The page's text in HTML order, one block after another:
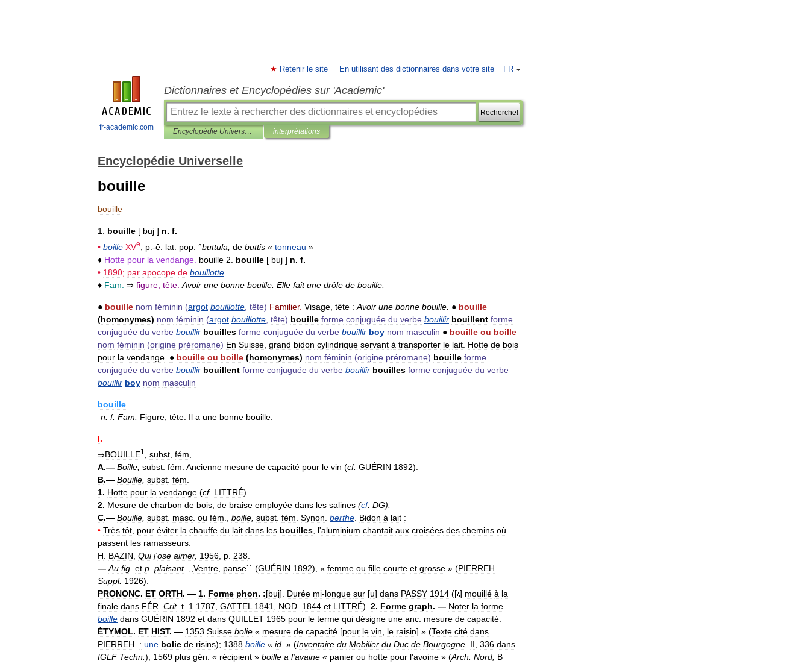
fr-academic.com
FR
Retenir le site En utilisant des dictionnaires dans votre site
Dictionnaires et Encyclopédies sur 'Academic'
Recherche!
Encyclopédie Universelle interprétations
Encyclopédie Universelle
bouille
bouille
1 bouille [ buj ] n. f.
• boille XVe; p .-ê lat pop °buttula de buttis « tonneau »
♦ Hotte pour la vendange bouille 2 bouille [ buj ] n. f.
• 1890; par apocope de bouillotte
♦ Fam ⇒ figure tête Avoir une bonne bouille Elle fait une drôle de bouille
● bouille nom féminin (argot bouillotte tête) Familier. Visage tête : Avoir une bonne bouille ● bouille
(homonymes) nom féminin (argot bouillotte tête) bouille forme conjuguée du verbe bouillir bouillent forme
conjuguée du verbe bouillir bouilles forme conjuguée du verbe bouillir boy nom masculin ● bouille ou boille
nom féminin (origine préromane) En Suisse grand bidon cylindrique servant à transporter le lait Hotte de bois
pour la vendange ● bouille ou boille (homonymes) nom féminin (origine préromane) bouille forme
conjuguée du verbe bouillir bouillent forme conjuguée du verbe bouillir bouilles forme conjuguée du verbe
bouillir boy nom masculin
bouille
n f. Fam Figure tête Il a une bonne bouille
I.
⇒BOUILLE1 subst fém
A.— Boille, subst. fém. Ancienne mesure de capacité pour le vin (cf. GUÉRIN 1892).
B.— Bouille, subst. fém.
1. Hotte pour la vendange (cf. LITTRÉ).
2. Mesure de charbon de bois, de braise employée dans les salines (cf. DG).
C.— Bouille, subst. masc. ou fém., boille, subst. fém. Synon. berthe. Bidon à lait :
• Très tôt, pour éviter la chauffe du lait dans les bouilles, l'aluminium chantait aux croisées des chemins où
passent les ramasseurs.
H. BAZIN, Qui j'ose aimer, 1956, p. 238.
—Au fig. et p. plaisant. ,,Ventre, panse`` (GUÉRIN 1892), « femme ou fille courte et grosse » (PIERREH.
Suppl. 1926).
PRONONC. ET ORTH. — 1. Forme phon. :[buj]. Durée mi-longue sur [u] dans PASSY 1914 ([ ] mouillé à la
finale dans FÉR. Crit. t. 1 1787, GATTEL 1841, NOD. 1844 et LITTRÉ). 2. Forme graph. — Noter la forme
boille dans GUÉRIN 1892 et dans QUILLET 1965 pour le terme qui désigne une anc. mesure de capacité.
ÉTYMOL. ET HIST. — 1353 Suisse bolie « mesure de capacité [pour le vin, le raisin] » (Texte cité dans
PIERREH. : une bolie de risins); 1388 boille « id. » (Inventaire du Mobilier du Duc de Bourgogne, II, 336 dans
IGLF Techn.); 1569 plus gén. « récipient » boille a l'avaine « panier ou hotte pour l'avoine » (Arch. Nord, B